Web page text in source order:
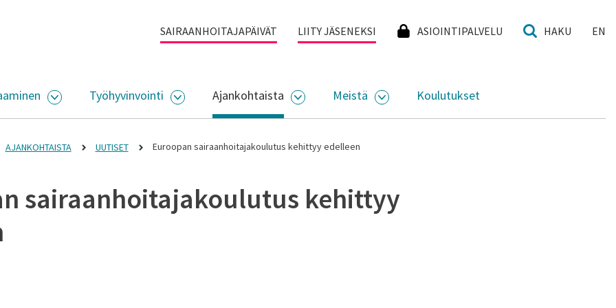
SAIRAANHOITAJAPÄIVÄT LIITY JÄSENEKSI ASIOINTIPALVELU HAKU EN
AVAA ALASIVUJEN VALIKKO
Työhyvinvointi
AVAA ALASIVUJEN VALIKKO
Ajankohtaista
AVAA ALASIVUJEN VALIKKO
Meistä
AVAA ALASIVUJEN VALIKKO
Koulutukset
AJANKOHTAISTA UUTISET Euroopan sairaanhoitajakoulutus kehittyy edelleen
sairaanhoitajakoulutus kehittyy